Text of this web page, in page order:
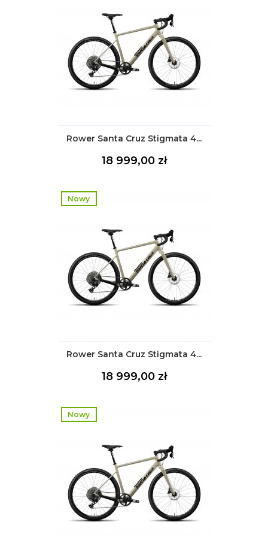
Rower Santa Cruz Stigmata 4...
Cena
18 999,00 zł
Rower Santa Cruz Stigmata 4...
Cena
18 999,00 zł
Nowy
Nowy